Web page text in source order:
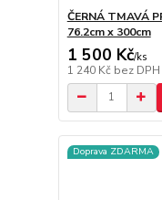
ČERNÁ TMAVÁ
76.2cm x 300cm
1 500 Kč/ks
1 240 Kč bez DPH
Doprava ZDARMA